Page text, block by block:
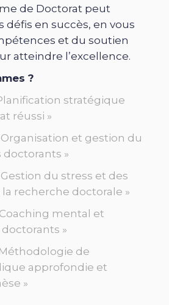
de Doctorat peut
défis en succès, en vous
et du soutien
atteindre l’excellence.
?
stratégique
réussi »
et gestion du
»
du stress et des
recherche doctorale »
mental et
»
de
approfondie et
»